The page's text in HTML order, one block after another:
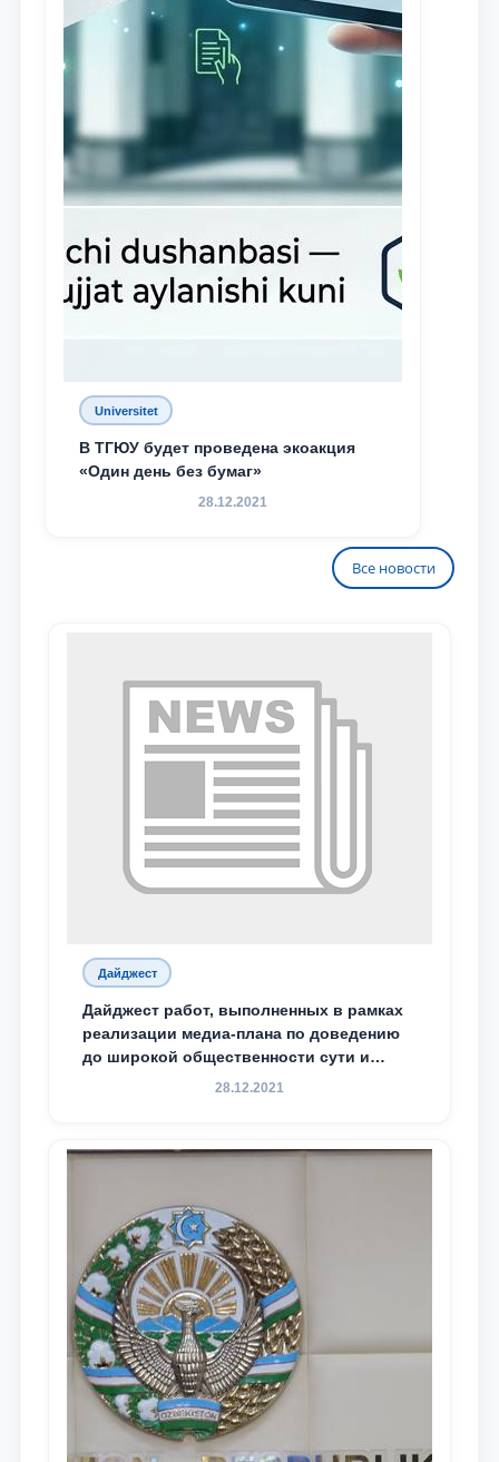
Universitet
В ТГЮУ будет проведена экоакция
«Один день без бумаг»
28.12.2021
Все новости
Дайджест
Дайджест работ, выполненных в рамках
реализации медиа-плана по доведению
до широкой общественности сути и
содержания задач, определённых в
Мажлису и народу Узбекистана
28.12.2021